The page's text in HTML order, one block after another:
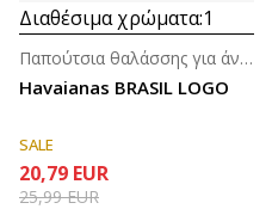
Διαθέσιμα χρώματα:1
Havaianas BRASIL LOGO
Παπούτσια θαλάσσης για άνδρες
SALE
20,79 EUR
25,99EUR